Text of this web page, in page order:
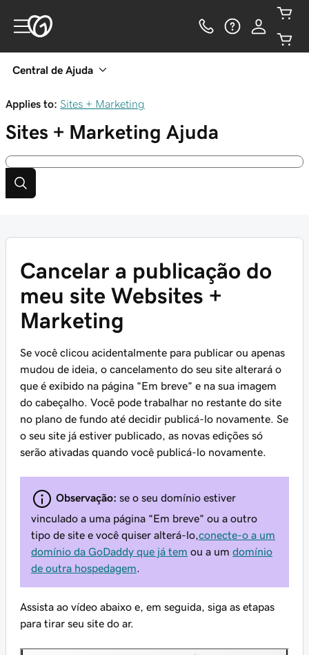
Central de Ajuda
Applies to: Sites + Marketing
Sites + Marketing Ajuda
Cancelar a publicação do
meu site Websites +
Marketing
Se você clicou acidentalmente para publicar ou apenas
mudou de ideia, o cancelamento do seu site alterará o
que é exibido na página “Em breve” e na sua imagem
do cabeçalho. Você pode trabalhar no restante do site
no plano de fundo até decidir publicá-lo novamente. Se
o seu site já estiver publicado, as novas edições só
serão ativadas quando você publicá-lo novamente.
Observação: se o seu domínio estiver
vinculado a uma página “Em breve” ou a outro
tipo de site e você quiser alterá-lo, conecte-o a um
domínio da GoDaddy que já tem ou a um domínio
de outra hospedagem
Assista ao vídeo abaixo e, em seguida, siga as etapas
para tirar seu site do ar.